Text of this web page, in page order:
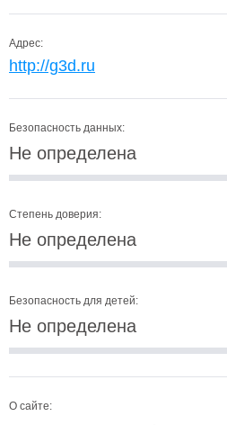
Адрес:
http://g3d.ru
Безопасность данных:
Не определена
Степень доверия:
Не определена
Безопасность для детей:
Не определена
О сайте: